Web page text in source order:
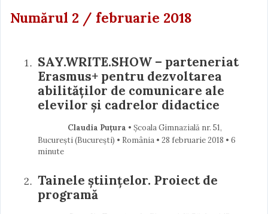
Numărul 2 februarie 2018
SAY.WRITE.SHOW – parteneriat
Erasmus+ pentru dezvoltarea
abilităților de comunicare ale
elevilor și cadrelor didactice
Claudia Puțura • Școala Gimnazială nr. 51,
București (Bucureşti) • România
28 februarie 2018 • 6
minute
Tainele ştiinţelor. Proiect de
programă